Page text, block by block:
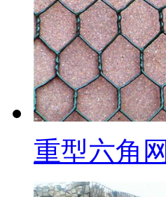
重型六角网